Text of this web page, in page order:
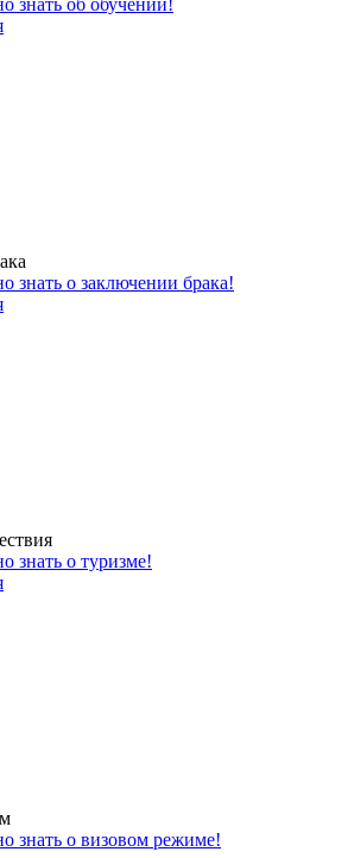
знать об обучении!
знать о заключении брака!
знать о туризме!
знать о визовом режиме!